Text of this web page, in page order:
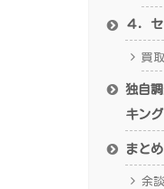
４．
買
独自
キング
まとめ
余